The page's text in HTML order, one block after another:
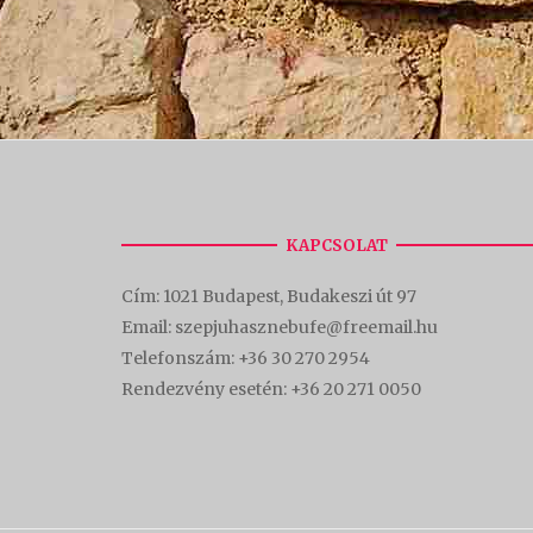
KAPCSOLAT
Cím: 1021 Budapest, Budakeszi út 97
Email: szepjuhasznebufe@freemail.hu
Telefonszám: +36 30 270 2954
Rendezvény esetén: +36 20 271 0050